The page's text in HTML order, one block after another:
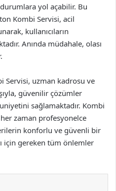
yol açabilir. Bu
Kombi Servisi, acil
kullanıcıların
Anında müdahale, olası
Servisi, uzman kadrosu ve
güvenilir çözümler
sağlamaktadır. Kombi
zaman profesyonelce
konforlu ve güvenli bir
için gereken tüm önlemler